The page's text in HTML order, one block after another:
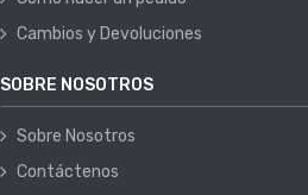
Cambios y Devoluciones
SOBRE NOSOTROS
Sobre Nosotros
Contáctenos